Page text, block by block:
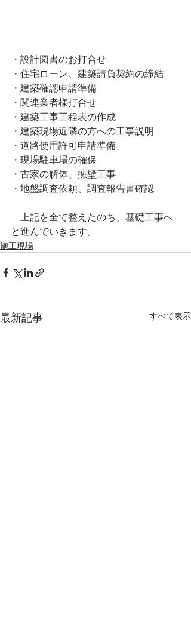
・設計図書のお打合せ
・住宅ローン、建築請負契約の締結
・建築確認申請準備
・関連業者様打合せ
・建築工事工程表の作成
・建築現場近隣の方への工事説明
・道路使用許可申請準備
・現場駐車場の確保
・古家の解体、擁壁工事
・地盤調査依頼、調査報告書確認
上記を全て整えたのち、基礎工事へ
と進んでいきます。
施工現場
最新記事 すべて表示